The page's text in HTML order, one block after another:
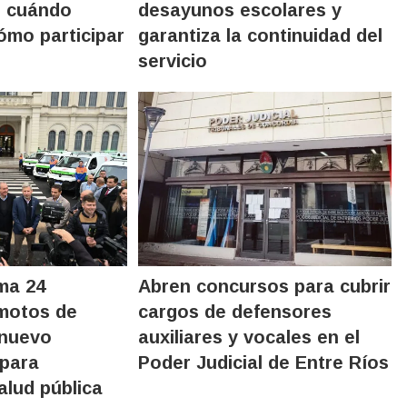
cuándo
participar
desayunos escolares y
garantiza la continuidad del
servicio
24
de
pública
Abren concursos para cubrir
cargos de defensores
auxiliares y vocales en el
Poder Judicial de Entre Ríos